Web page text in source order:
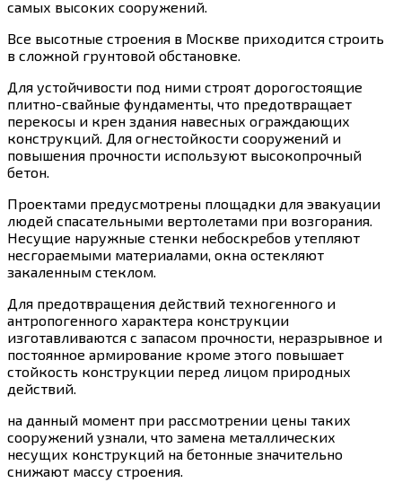
самых высоких сооружений.
Все высотные строения в Москве приходится строить
в сложной грунтовой обстановке.
Для устойчивости под ними строят дорогостоящие
плитно-свайные фундаменты, что предотвращает
перекосы и крен здания навесных ограждающих
конструкций. Для огнестойкости сооружений и
повышения прочности используют высокопрочный
бетон.
Проектами предусмотрены площадки для эвакуации
людей спасательными вертолетами при возгорания.
Несущие наружные стенки небоскребов утепляют
несгораемыми материалами, окна остекляют
закаленным стеклом.
Для предотвращения действий техногенного и
антропогенного характера конструкции
изготавливаются с запасом прочности, неразрывное и
постоянное армирование кроме этого повышает
стойкость конструкции перед лицом природных
действий.
на данный момент при рассмотрении цены таких
сооружений узнали, что замена металлических
несущих конструкций на бетонные значительно
снижают массу строения.